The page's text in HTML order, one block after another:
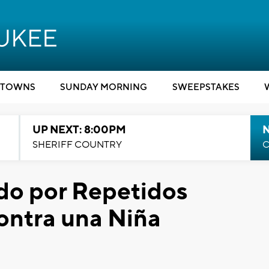
SUNDAY MORNING SWEEPSTAKES
UP NEXT: 8:00PM
SHERIFF COUNTRY
por Repetidos
una Niña